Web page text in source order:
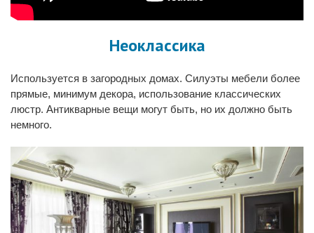
Неоклассика
Используется в загородных домах. Силуэты мебели более
прямые, минимум декора, использование классических
люстр. Антикварные вещи могут быть, но их должно быть
немного.